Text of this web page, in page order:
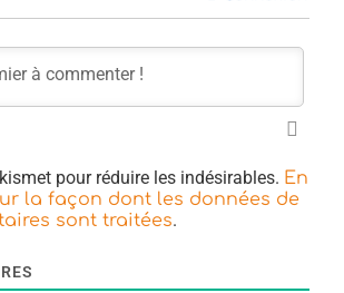
pour réduire les indésirables. En
la façon dont les données de
sont traitées.